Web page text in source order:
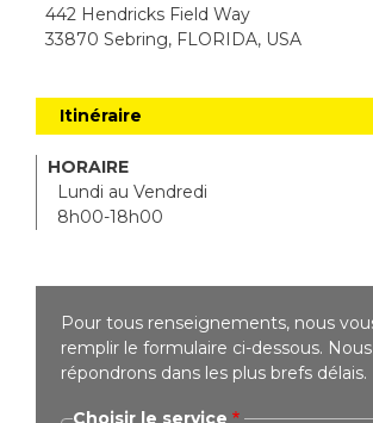
442 Hendricks Field Way
33870 Sebring, FLORIDA, USA
Itinéraire
HORAIRE
Lundi au Vendredi
8h00-18h00
Pour tous renseignements, nous
remplir le formulaire ci-dessous.
répondrons dans les plus brefs délais.
Choisir le service